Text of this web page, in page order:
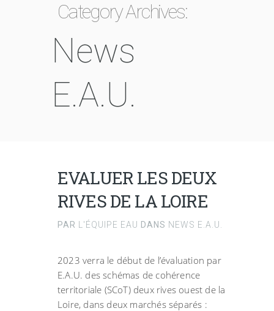
Category Archives:
News
E.A.U.
EVALUER LES DEUX
RIVES DE LA LOIRE
PAR L'ÉQUIPE EAU DANS NEWS E.A.U.
2023 verra le début de l’évaluation par
E.A.U. des schémas de cohérence
territoriale (SCoT) deux rives ouest de la
Loire, dans deux marchés séparés :